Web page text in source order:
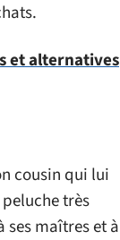
et alternatives
cousin qui lui
très
ses maîtres et à